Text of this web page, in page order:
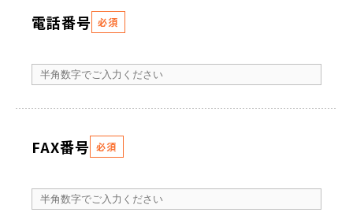
電話番号 必須
FAX番号 必須